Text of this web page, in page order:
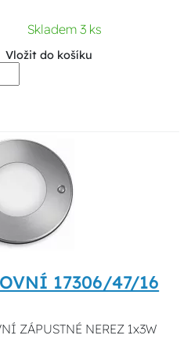
Skladem 3 ks
Vložit do košíku
17306/47/16
ZÁPUSTNÉ NEREZ 1x3W